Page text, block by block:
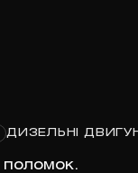
ДИЗЕЛЬНІ
поломок.